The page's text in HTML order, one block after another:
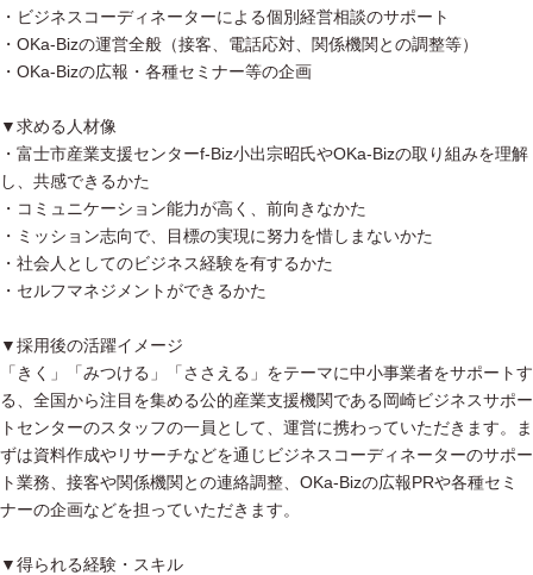
・ビジネスコーディネーターによる個別経営相談のサポート
・OKa-Bizの運営全般（接客、電話応対、関係機関との調整等）
・OKa-Bizの広報・各種セミナー等の企画
▼求める人材像
・富士市産業支援センターf-Biz小出宗昭氏やOKa-Bizの取り組みを理解
し、共感できるかた
・コミュニケーション能力が高く、前向きなかた
・ミッション志向で、目標の実現に努力を惜しまないかた
・社会人としてのビジネス経験を有するかた
・セルフマネジメントができるかた
▼採用後の活躍イメージ
「きく」「みつける」「ささえる」をテーマに中小事業者をサポートす
る、全国から注目を集める公的産業支援機関である岡崎ビジネスサポー
トセンターのスタッフの一員として、運営に携わっていただきます。ま
ずは資料作成やリサーチなどを通じビジネスコーディネーターのサポー
ト業務、接客や関係機関との連絡調整、OKa-Bizの広報PRや各種セミ
ナーの企画などを担っていただきます。
▼得られる経験・スキル